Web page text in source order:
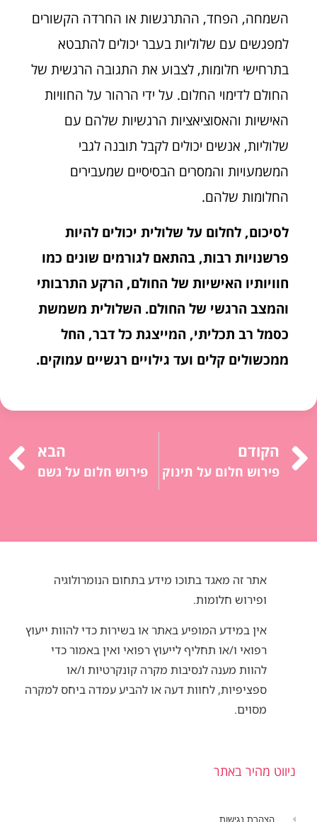
השמחה, הפחד, ההתרגשות או החרדה הקשורים
למפגשים עם שלוליות בעבר יכולים להתבטא
בתרחישי חלומות, לצבוע את התגובה הרגשית של
החולם לדימוי החלום. על ידי הרהור על החוויות
האישיות והאסוציאציות הרגשיות שלהם עם
שלוליות, אנשים יכולים לקבל תובנה לגבי
המשמעויות והמסרים הבסיסיים שמעבירים
החלומות שלהם.
לסיכום, לחלום על שלולית יכולים להיות
פרשנויות רבות, בהתאם לגורמים שונים כמו
חוויותיו האישיות של החולם, הרקע התרבותי
והמצב הרגשי של החולם. השלולית משמשת
כסמל רב תכליתי, המייצגת כל דבר, החל
ממכשולים קלים ועד גילויים רגשיים עמוקים.
הקודם
פירוש חלום על תינוק
הבא
פירוש חלום על גשם
אתר זה מאגד בתוכו מידע בתחום הנומרולוגיה
ופירוש חלומות.
אין במידע המופיע באתר או בשירות כדי להוות ייעוץ
רפואי ו/או תחליף לייעוץ רפואי ואין באמור כדי
להוות מענה לנסיבות מקרה קונקרטיות ו/או
ספציפיות, לחוות דעה או להביע עמדה ביחס למקרה
מסוים.
ניווט מהיר באתר
הצהרת נגישות